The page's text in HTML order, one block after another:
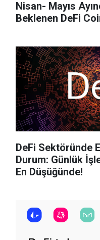
Nisan- Mayıs Ayında Yükselmesi
Beklenen DeFi
DeFi Sektöründe
Durum: Günlük
En Düşüğünde!